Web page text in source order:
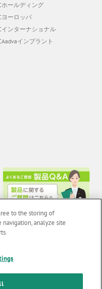
ホールディング
ヨーロッパ
インターナショナル
インプラント
わせ
明性に関する指針|
to the storing of
analyze site